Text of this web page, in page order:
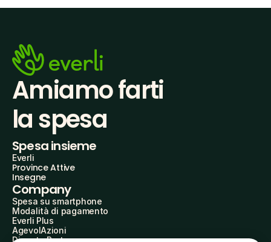
Amiamo farti
la spesa
Spesa insieme
Everli
Province Attive
Insegne
Company
Spesa su smartphone
Modalità di pagamento
Everli Plus
AgevolAzioni